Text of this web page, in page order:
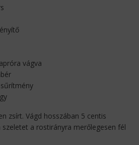
vágva
zsírt. Vágd hosszában 5 centis
a rostirányra merőlegesen fél